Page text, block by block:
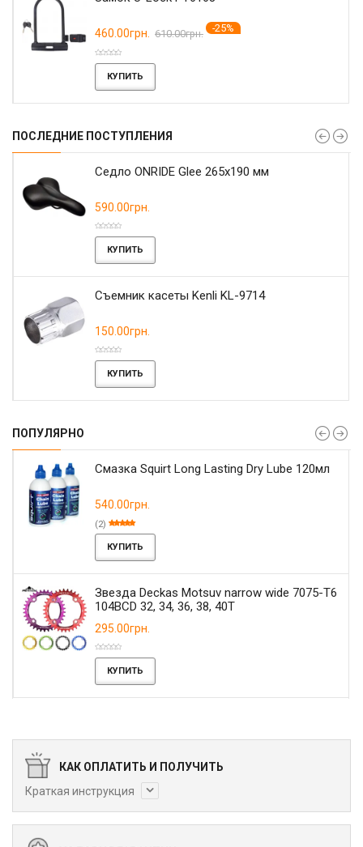
460.00грн. 610.00грн. -25%
КУПИТЬ
ПОСЛЕДНИЕ ПОСТУПЛЕНИЯ
Седло ONRIDE Glee 265x190 мм
590.00грн.
КУПИТЬ
Съемник касеты Kenli KL-9714
150.00грн.
КУПИТЬ
ПОПУЛЯРНО
Смазка Squirt Long Lasting Dry Lube 120мл
540.00грн.
(2)
КУПИТЬ
Звезда Deckas Motsuv narrow wide 7075-T6
104BCD 32, 34, 36, 38, 40T
295.00грн.
КУПИТЬ
КАК ОПЛАТИТЬ И ПОЛУЧИТЬ
Краткая инструкция